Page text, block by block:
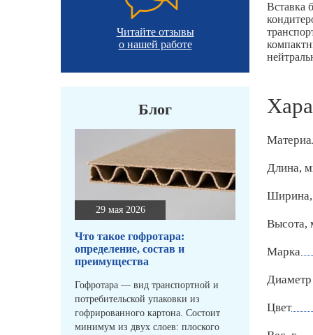
Читайте отзывы
о нашей работе
Блог
29 мая 2026
Что такое гофротара:
определение, состав и
преимущества
Гофротара — вид транспортной и
потребительской упаковки из
гофрированного картона. Состоит
минимум из двух слоев: плоского
Вставка
Длина,
Высота,
Марка
Цвет